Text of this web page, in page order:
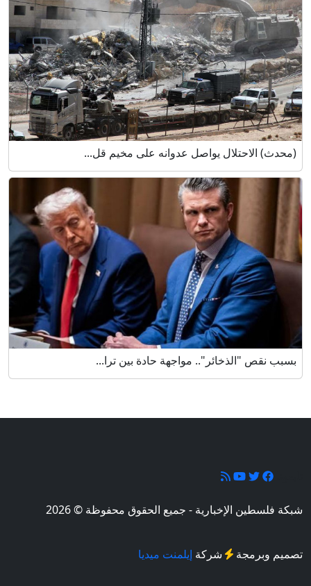
(محدث) الاحتلال يواصل عدوانه على مخيم قل...
بسبب نقص "الذخائر".. مواجهة حادة بين ترا...
شبكة فلسطين الإخبارية - جميع الحقوق محفوظة © 2026
تصميم وبرمجة شركة إيلمنت ميديا